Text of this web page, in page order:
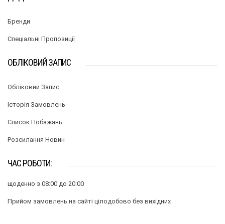
Бренди
Спеціальні Пропозиції
ОБЛІКОВИЙ ЗАПИС
Обліковий Запис
Історія Замовлень
Список Побажань
Розсилання Новин
ЧАС РОБОТИ:
щоденно з 08:00 до 20:00
Прийом замовлень на сайті цілодобово без вихідних